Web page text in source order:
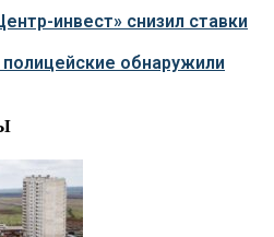
инвест» снизил ставки
обнаружили